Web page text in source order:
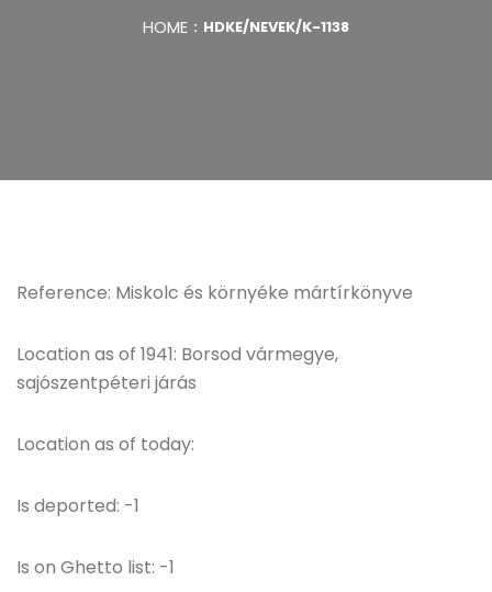
HOME HDKE/NEVEK/K-1138
Reference: Miskolc és környéke mártírkönyve
Location as of 1941: Borsod vármegye,
sajószentpéteri járás
Location as of today:
Is deported: -1
Is on Ghetto list: -1